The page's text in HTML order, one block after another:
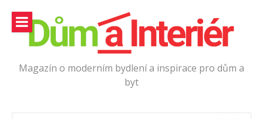
obsah
Magazín o moderním bydlení a inspirace pro dům a
byt